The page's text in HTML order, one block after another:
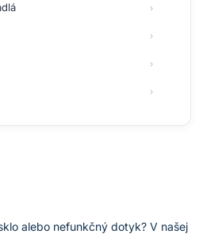
alebo nefunkčný dotyk? V našej